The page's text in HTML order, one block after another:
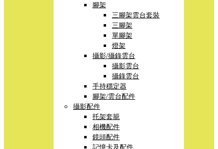
腳架
三腳架雲台套裝
三腳架
單腳架
燈架
攝影/攝錄雲台
攝影雲台
攝錄雲台
手持穩定器
腳架/雲台配件
攝影配件
托架套籠
相機配件
鏡頭配件
記憶卡及配件